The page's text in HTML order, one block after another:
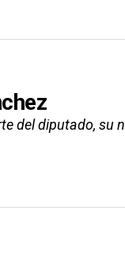
del diputado, su